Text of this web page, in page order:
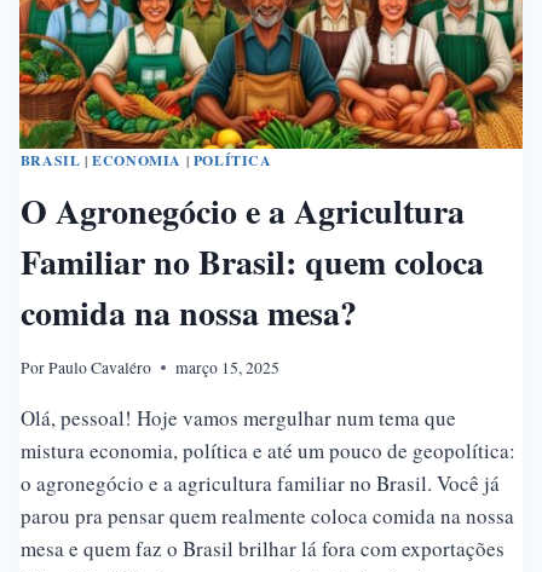
BRASIL |ECONOMIA | POLÍTICA
O Agronegócio e a Agricultura
Familiar no Brasil: quem coloca
comida na nossa mesa?
PorPaulo Cavaléro março 15, 2025
Olá, pessoal! Hoje vamos mergulhar num tema que
mistura economia, política e até um pouco de geopolítica:
o agronegócio e a agricultura familiar no Brasil. Você já
parou pra pensar quem realmente coloca comida na nossa
mesa e quem faz o Brasil brilhar lá fora com exportações